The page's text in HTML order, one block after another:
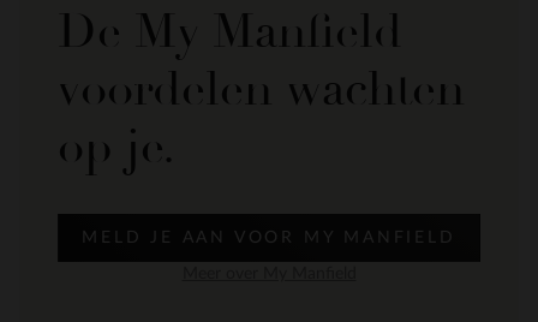
De My Manfield
voordelen wachten
op je.
MELD JE AAN VOOR MY MANFIELD